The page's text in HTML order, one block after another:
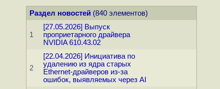
Раздел новостей(840 элементов)
1
[27.05.2026] Выпуск
проприетарного драйвера
NVIDIA 610.43.02
2
[22.04.2026] Инициатива по
удалению из ядра старых
Ethernet-драйверов из-за
ошибок, выявляемых через AI